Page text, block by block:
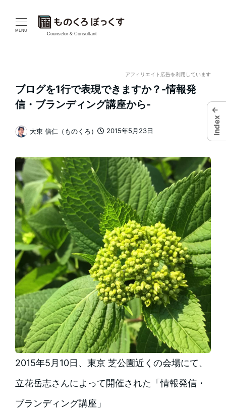
MENU
Counselor & Consultant
アフィリエイト広告を利用しています
ブログを1行で表現できますか？-情報発
信・ブランディング講座から-
2015年5月23日
著
大東 信仁（ものくろ）
2015年5月10日、東京 芝公園近くの会場にて、
立花岳志さんによって開催された「情報発信・
ブランディング講座」
←
Index